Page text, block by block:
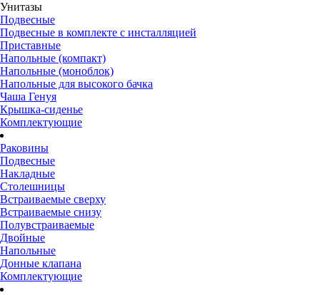
Унитазы
Подвесные
Подвесные в комплекте с инсталляцией
Приставные
Напольные (компакт)
Напольные (моноблок)
Напольные для высокого бачка
Чаша Генуя
Крышка-сиденье
Комплектующие
Раковины
Подвесные
Накладные
Столешницы
Встраиваемые сверху
Встраиваемые снизу
Полувстраиваемые
Двойные
Напольные
Донные клапана
Комплектующие